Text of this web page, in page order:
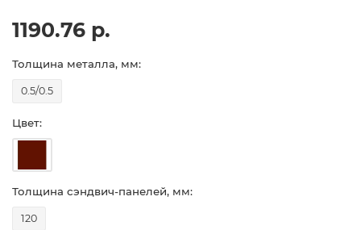
1190.76 р.
Толщина металла, мм:
0.5/0.5
Цвет:
Толщина сэндвич-панелей, мм:
120